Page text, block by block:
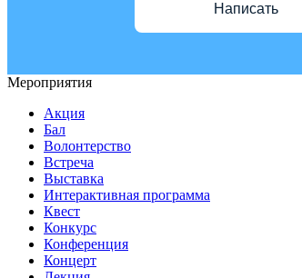
Написать
Мероприятия
Акция
Бал
Волонтерство
Встреча
Выставка
Интерактивная программа
Квест
Конкурс
Конференция
Концерт